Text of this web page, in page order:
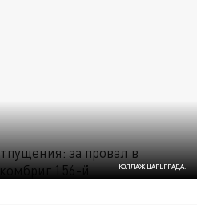
КОЛЛАЖ ЦАРЬГРАДА.